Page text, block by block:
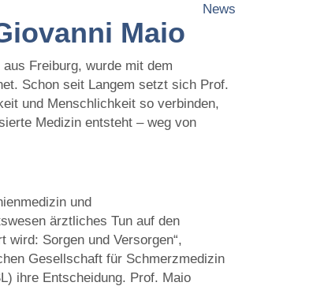
News
Maio
Freiburg, wurde mit dem
Schon seit Langem setzt sich Prof.
und Menschlichkeit so verbinden,
Medizin entsteht – weg von
und
ärztliches Tun auf den
wird: Sorgen und Versorgen“,
Gesellschaft für Schmerzmedizin
ihre Entscheidung. Prof. Maio